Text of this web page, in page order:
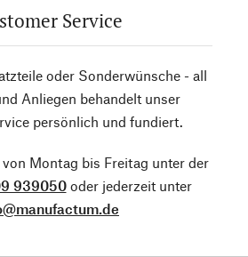
Service
oder Sonderwünsche - all
Anliegen behandelt unser
persönlich und fundiert.
Montag bis Freitag unter der
939050oder jederzeit unter